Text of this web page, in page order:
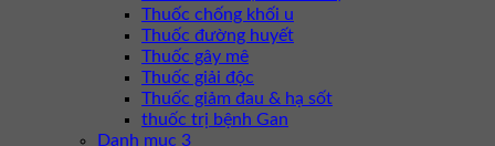
Thuốc chống khối u
Thuốc đường huyết
Thuốc gây mê
Thuốc giải độc
Thuốc giảm đau & hạ sốt
thuốc trị bệnh Gan
Danh mục 3